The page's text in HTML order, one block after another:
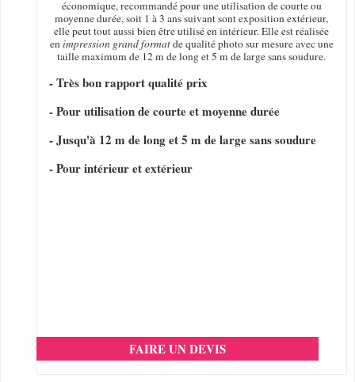
économique, recommandé pour une utilisation de courte ou
moyenne durée, soit 1 à 3 ans suivant sont exposition extérieur,
elle peut tout aussi bien être utilisé en intérieur. Elle est réalisée
enimpression grand formatde qualité photo sur mesure avec une
taille maximum de 12 m de long et 5 m de large sans soudure.
- Très bon rapport qualité prix
- Pour utilisation de courte et moyenne durée
- Jusqu'à 12 m de long et 5 m de large sans soudure
- Pour intérieur et extérieur
FAIRE UN DEVIS